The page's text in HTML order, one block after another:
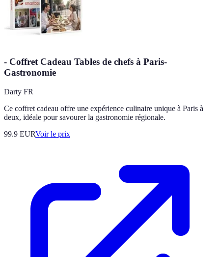
- Coffret Cadeau Tables de chefs à Paris-
Gastronomie
Darty FR
Ce coffret cadeau offre une expérience culinaire unique à Paris à
deux, idéale pour savourer la gastronomie régionale.
99.9 EURVoir le prix